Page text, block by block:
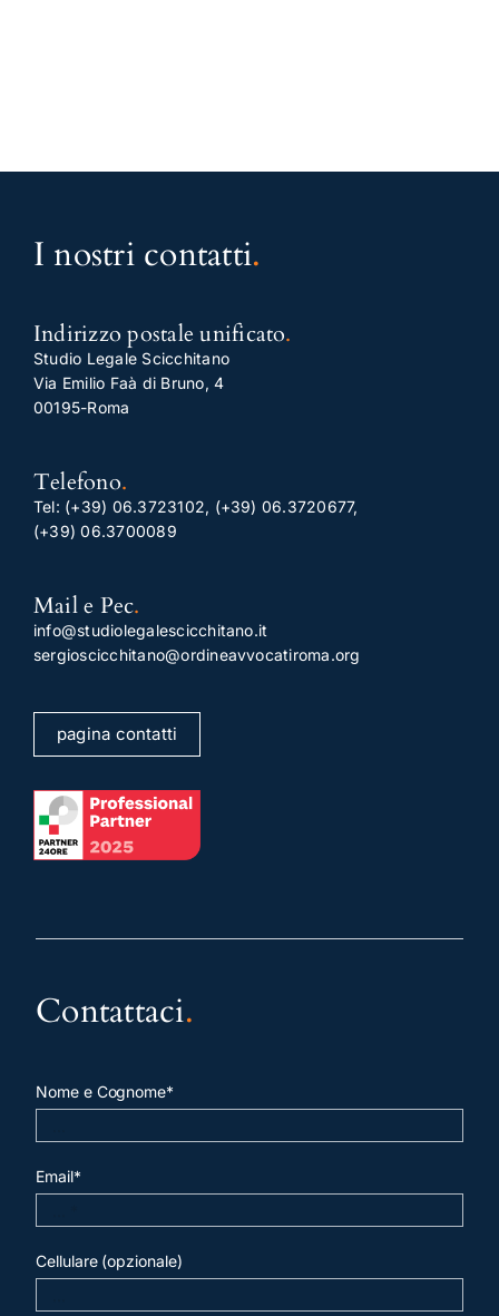
I nostri contatti.
Indirizzo postale unificato.
Studio Legale Scicchitano
Via Emilio Faà di Bruno, 4
00195-Roma
Telefono.
Tel: (+39) 06.3723102, (+39) 06.3720677,
(+39) 06.3700089
Mail e Pec.
info@studiolegalescicchitano.it
sergioscicchitano@ordineavvocatiroma.org
pagina contatti
Contattaci.
Nome e Cognome*
Email*
Cellulare (opzionale)